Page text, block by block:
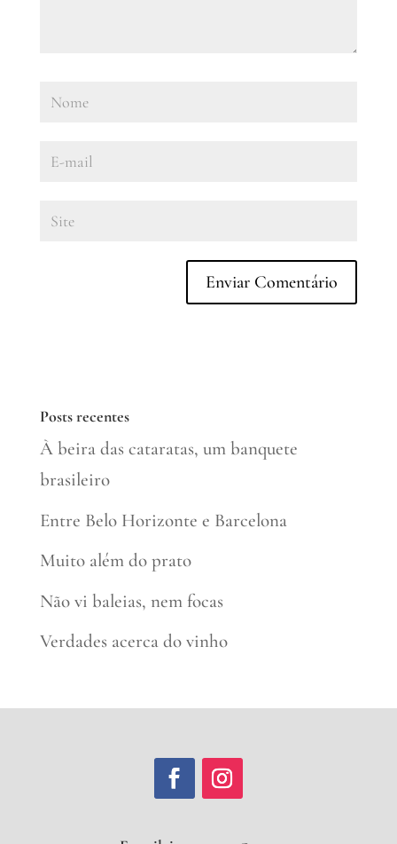
Posts recentes
À beira das cataratas, um banquete
brasileiro
Entre Belo Horizonte e Barcelona
Muito além do prato
Não vi baleias, nem focas
Verdades acerca do vinho